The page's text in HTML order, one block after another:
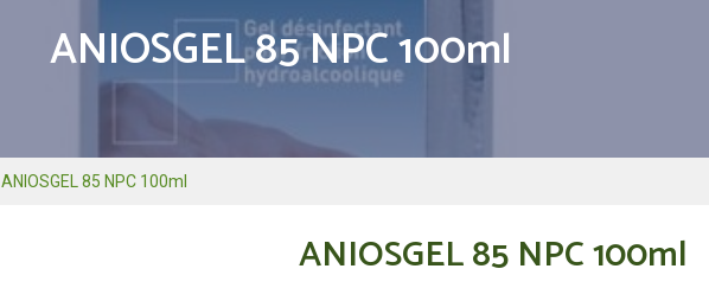
ANIOSGEL 85 NPC 100ml
ANIOSGEL 85 NPC 100ml
ANIOSGEL 85 NPC 100ml